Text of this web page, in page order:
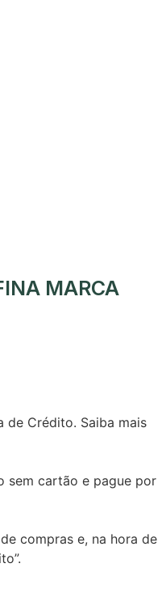
MARCA
de Crédito. Saiba mais
sem cartão e pague por
compras e, na hora de